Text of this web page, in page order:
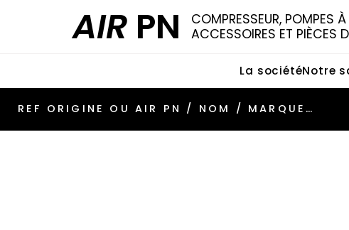
AIR PN
COMPRESSEUR, POMPES
ACCESSOIRES ET PIÈCES
La sociétéNotre